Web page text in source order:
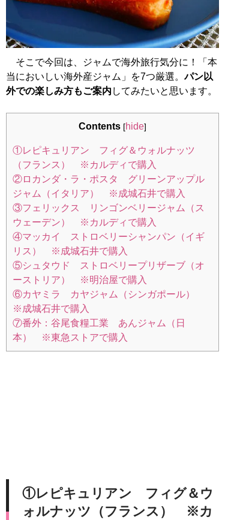
そこで今回は、ジャムで海外旅行気分に！「本
当においしい海外産ジャム」を7つ厳選。パン以
外での楽しみ方もご案内 してみたいと思います。
Contents [hide]
①レピキュリアン フィグ＆ウォルナッツ
（フランス） ※カルディで購入
②ロカンダ・ラ・ポスタ グリーンアップル
ジャム（イタリア） ※成城石井で購入
③フェリックス リンゴンベリージャム（ス
ウェーデン） ※カルディで購入
④マッカイ ストロベリーシャンパン（イギ
リス） ※成城石井で購入
⑤シュタウド ストロベリープリザーブ（オ
ーストリア） ※明治屋で購入
⑥カヤミラ カヤジャム（シンガポール）
※成城石井で購入
⑦番外：谷尾食糧工業 あんジャム（日
本） ※東急ストアで購入
①レピキュリアン フィグ＆ウ
ォルナッツ（フランス） ※カ